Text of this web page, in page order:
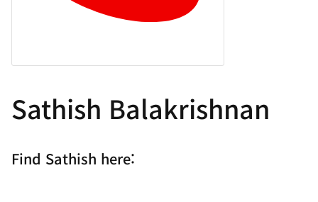
Sathish Balakrishnan
Find Sathish here: